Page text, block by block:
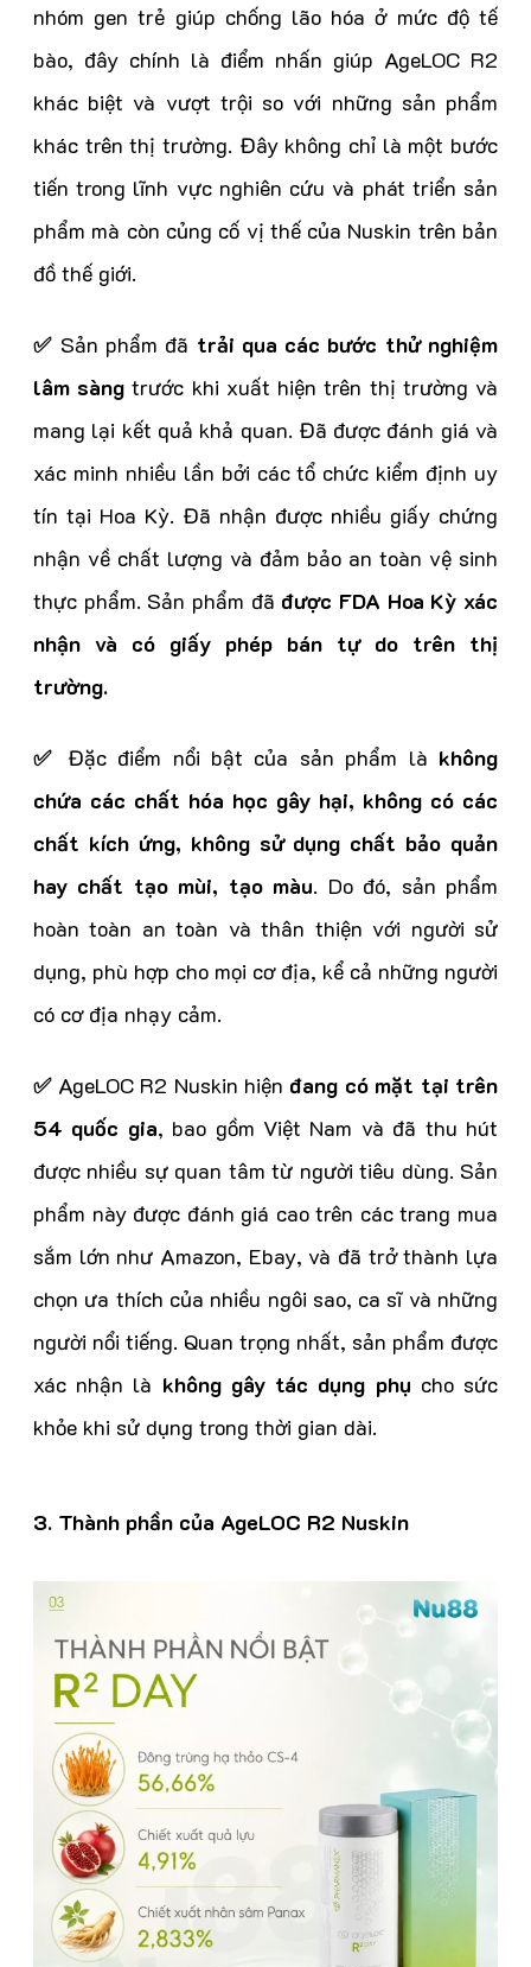
nhóm gen trẻ giúp chống lão hóa ở mức độ tế
bào, đây chính là điểm nhấn giúp AgeLOC R2
khác biệt và vượt trội so với những sản phẩm
khác trên thị trường. Đây không chỉ là một bước
tiến trong lĩnh vực nghiên cứu và phát triển sản
phẩm mà còn củng cố vị thế của Nuskin trên bản
đồ thế giới.
✅ Sản phẩm đã trải qua các bước thử nghiệm
lâm sàng trước khi xuất hiện trên thị trường và
mang lại kết quả khả quan. Đã được đánh giá và
xác minh nhiều lần bởi các tổ chức kiểm định uy
tín tại Hoa Kỳ. Đã nhận được nhiều giấy chứng
nhận về chất lượng và đảm bảo an toàn vệ sinh
thực phẩm. Sản phẩm đã được FDA Hoa Kỳ xác
nhận và có giấy phép bán tự do trên thị
trường.
✅ Đặc điểm nổi bật của sản phẩm là không
chứa các chất hóa học gây hại, không có các
chất kích ứng, không sử dụng chất bảo quản
hay chất tạo mùi, tạo màu. Do đó, sản phẩm
hoàn toàn an toàn và thân thiện với người sử
dụng, phù hợp cho mọi cơ địa, kể cả những người
có cơ địa nhạy cảm.
✅ AgeLOC R2 Nuskin hiện đang có mặt tại trên
54 quốc gia, bao gồm Việt Nam và đã thu hút
được nhiều sự quan tâm từ người tiêu dùng. Sản
phẩm này được đánh giá cao trên các trang mua
sắm lớn như Amazon, Ebay, và đã trở thành lựa
chọn ưa thích của nhiều ngôi sao, ca sĩ và những
người nổi tiếng. Quan trọng nhất, sản phẩm được
xác nhận là không gây tác dụng phụ cho sức
khỏe khi sử dụng trong thời gian dài.
3. Thành phần của AgeLOC R2 Nuskin